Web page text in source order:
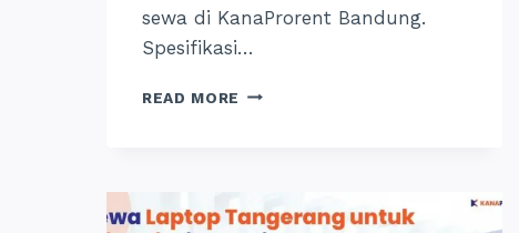
sewa di KanaProrent Bandung.
Spesifikasi…
READ MORE SEWA
SATUAN